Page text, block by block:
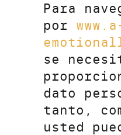
Para
por
se
dato
tanto,
usted